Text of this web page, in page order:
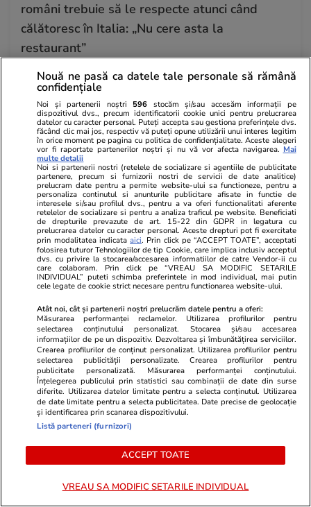
români trebuie să le respecte atunci când
călătoresc în Italia: „Nu cere asta la
restaurant”
Știri Externe
Franța interzice rețelele de socializare pentru
minorii sub 15 ani, o premieră în Europa.
Proiectul de lege prevede şi interzicerea
telefoanelor mobile în liceu
Știri Externe 21 iul.
„Politicienii vin și pleacă, pisicile rămân”:
Motanul Larry a ajuns la al șaptelea premier
cu care împarte reședința de la 10 Downing
Street
Citește mai multe
TRENDING
Horoscop
Horoscop 22 iulie 2026. Berbecii au ceva
important de învățat din excesele acestei zile,
Nouă ne pasă ca datele tale personale să rămână
confidențiale
Noi și partenerii noștri 596 stocăm și/sau accesăm informații pe
dispozitivul dvs., precum identificatorii cookie unici pentru prelucrarea
datelor cu caracter personal. Puteți accepta sau gestiona preferințele dvs.
făcând clic mai jos, respectiv vă puteți opune utilizării unui interes legitim
în orice moment pe pagina cu politica de confidențialitate. Aceste alegeri
vor fi raportate partenerilor noștri și nu vă vor afecta navigarea. Mai
multe detalii
Noi si partenerii nostri (retelele de socializare si agentiile de publicitate
partenere, precum si furnizorii nostri de servicii de date analitice)
prelucram date pentru a permite website-ului sa functioneze, pentru a
personaliza continutul si anunturile publicitare afisate in functie de
interesele si/sau profilul dvs., pentru a va oferi functionalitati aferente
retelelor de socializare si pentru a analiza traficul pe website. Beneficiati
de drepturile prevazute de art. 15-22 din GDPR in legatura cu
prelucrarea datelor cu caracter personal. Aceste drepturi pot fi exercitate
prin modalitatea indicataaici. Prin click pe “ACCEPT TOATE”, acceptati
folosirea tuturor Tehnologiilor de tip Cookie, care implica inclusiv acceptul
dvs. cu privire la stocarea/accesarea informatiilor de catre Vendor-ii cu
care colaboram. Prin click pe “VREAU SA MODIFIC SETARILE
INDIVIDUAL” puteti schimba preferintele in mod individual, mai putin
cele legate de cookie strict necesare pentru functionarea website-ului.
Atât noi, cât și partenerii noștri prelucrăm datele pentru a oferi:
Măsurarea performanței reclamelor. Utilizarea profilurilor pentru
selectarea conținutului personalizat. Stocarea și/sau accesarea
informațiilor de pe un dispozitiv. Dezvoltarea și îmbunătățirea serviciilor.
Crearea profilurilor de conținut personalizat. Utilizarea profilurilor pentru
selectarea publicității personalizate. Crearea profilurilor pentru
publicitate personalizată. Măsurarea performanței conținutului.
Înțelegerea publicului prin statistici sau combinații de date din surse
diferite. Utilizarea datelor limitate pentru a selecta conținutul. Utilizarea
de date limitate pentru a selecta publicitatea. Date precise de geolocație
și identificarea prin scanarea dispozitivului.
Listă parteneri (furnizori)
ACCEPT TOATE
VREAU SA MODIFIC SETARILE INDIVIDUAL